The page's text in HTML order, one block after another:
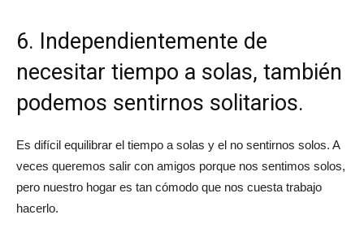
6. Independientemente de
necesitar tiempo a solas, también
podemos sentirnos solitarios.
Es difícil equilibrar el tiempo a solas y el no sentirnos solos. A
veces queremos salir con amigos porque nos sentimos solos,
pero nuestro hogar es tan cómodo que nos cuesta trabajo
hacerlo.